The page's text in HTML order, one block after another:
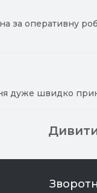
за оперативну
дуже швидко